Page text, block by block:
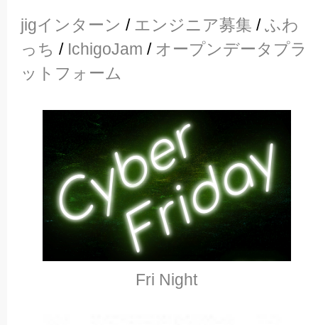
jigインターン / エンジニア募集 /ふわ
っち / IchigoJam / オープンデータプラ
ットフォーム
Fri Night